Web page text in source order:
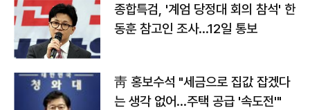
종합특검, '계엄 당정대 회의 참석' 한
동훈 참고인 조사...12일 통보
靑 홍보수석 "세금으로 집값 잡겠다
는 생각 없어…주택 공급 '속도전'"